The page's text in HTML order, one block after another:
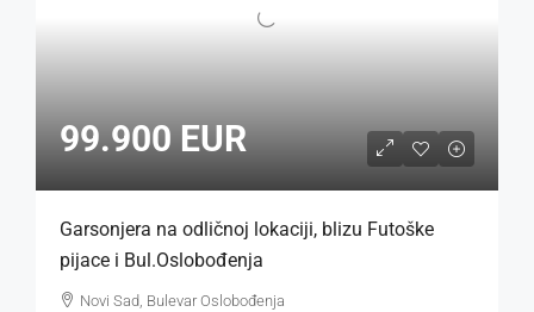
99.900 EUR
Garsonjera na odličnoj lokaciji, blizu Futoške
pijace i Bul.Oslobođenja
Novi Sad, Bulevar Oslobođenja